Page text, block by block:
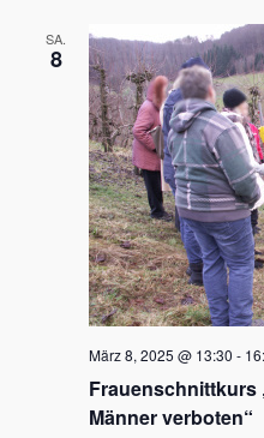
SA.
8
März 8, 2025 @ 13:30 -
Frauenschnittkurs
Männer verboten“